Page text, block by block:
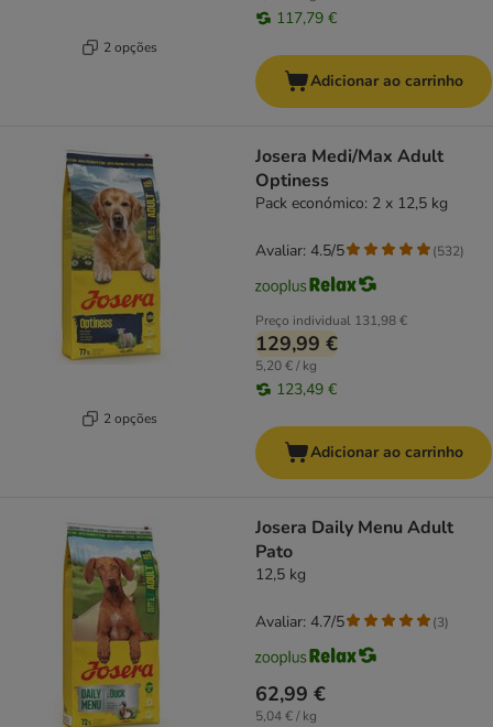
2 opções
117,79 €
Adicionar ao carrinho
2 opções
Josera Medi/Max Adult
Optiness
Pack económico: 2 x 12,5 kg
Preço individual 131,98 €
129,99 €
5,20 € / kg
123,49 €
Avaliar: 4.5/5 (532)
Adicionar ao carrinho
Josera Daily Menu Adult
Pato
12,5 kg
62,99 €
5,04 € / kg
Avaliar: 4.7/5 (3)